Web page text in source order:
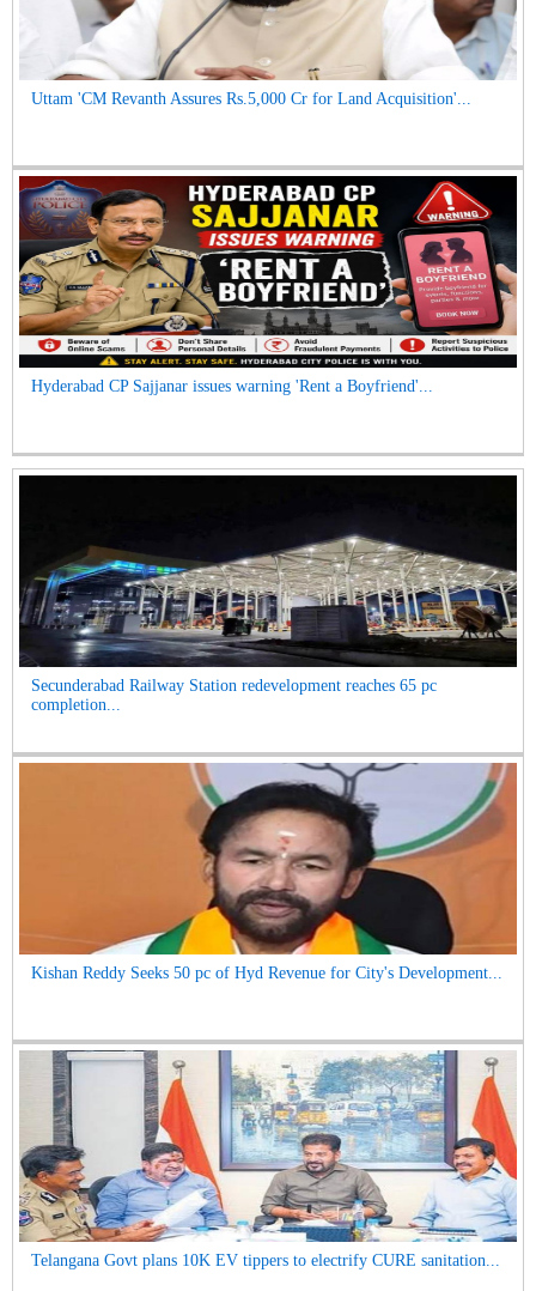
Uttam 'CM Revanth Assures Rs.5,000 Cr for Land Acquisition'...
Hyderabad CP Sajjanar issues warning 'Rent a Boyfriend'...
Secunderabad Railway Station redevelopment reaches 65 pc
completion...
Kishan Reddy Seeks 50 pc of Hyd Revenue for City's Development...
Telangana Govt plans 10K EV tippers to electrify CURE sanitation...